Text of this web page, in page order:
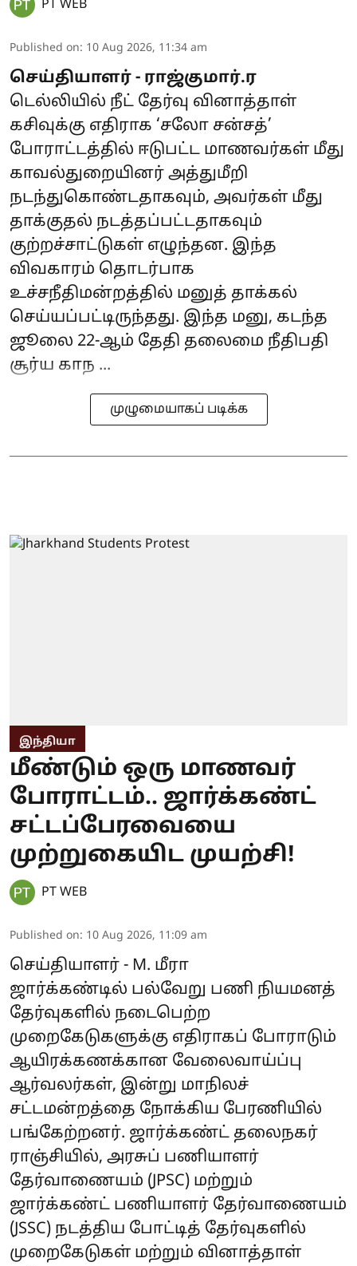
PT WEB
Published on: 10 Aug 2026, 11:34 am
செய்தியாளர் - ராஜ்குமார்.ர
டெல்லியில் நீட் தேர்வு வினாத்தாள்
கசிவுக்கு எதிராக ‘சலோ சன்சத்’
போராட்டத்தில் ஈடுபட்ட மாணவர்கள் மீது
காவல்துறையினர் அத்துமீறி
நடந்துகொண்டதாகவும், அவர்கள் மீது
தாக்குதல் நடத்தப்பட்டதாகவும்
குற்றச்சாட்டுகள் எழுந்தன. இந்த
விவகாரம் தொடர்பாக
உச்சநீதிமன்றத்தில் மனுத் தாக்கல்
செய்யப்பட்டிருந்தது. இந்த மனு, கடந்த
ஜூலை 22-ஆம் தேதி தலைமை நீதிபதி
சூர்ய காந ...
முழுமையாகப் படிக்க
இந்தியா
மீண்டும் ஒரு மாணவர்
போராட்டம்.. ஜார்க்கண்ட்
சட்டப்பேரவையை
முற்றுகையிட முயற்சி!
PT WEB
Published on: 10 Aug 2026, 11:09 am
செய்தியாளர் - M. மீரா
ஜார்க்கண்டில் பல்வேறு பணி நியமனத்
தேர்வுகளில் நடைபெற்ற
முறைகேடுகளுக்கு எதிராகப் போராடும்
ஆயிரக்கணக்கான வேலைவாய்ப்பு
ஆர்வலர்கள், இன்று மாநிலச்
சட்டமன்றத்தை நோக்கிய பேரணியில்
பங்கேற்றனர். ஜார்க்கண்ட் தலைநகர்
ராஞ்சியில், அரசுப் பணியாளர்
தேர்வாணையம் (JPSC) மற்றும்
ஜார்க்கண்ட் பணியாளர் தேர்வாணையம்
(JSSC) நடத்திய போட்டித் தேர்வுகளில்
முறைகேடுகள் மற்றும் வினாத்தாள்